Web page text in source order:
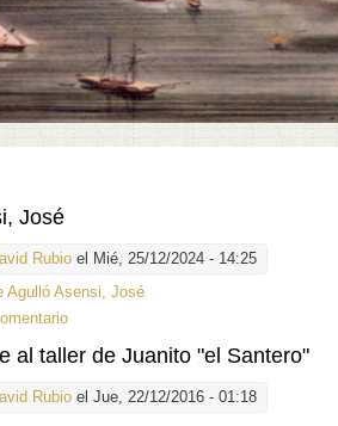
José
Rubio el Mié, 25/12/2024 - 14:25
Agulló Asensi, José
al taller de Juanito "el Santero"
Rubio el Jue, 22/12/2016 - 01:18